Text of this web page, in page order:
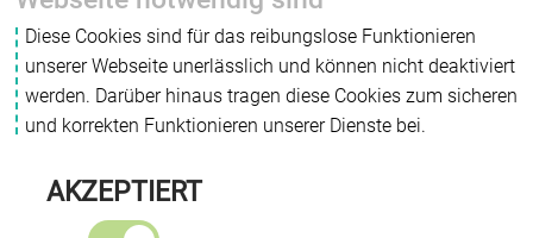
Diese Cookies sind für das reibungslose Funktionieren
unserer Webseite unerlässlich und können nicht deaktiviert
werden. Darüber hinaus tragen diese Cookies zum sicheren
und korrekten Funktionieren unserer Dienste bei.
AKZEPTIERT